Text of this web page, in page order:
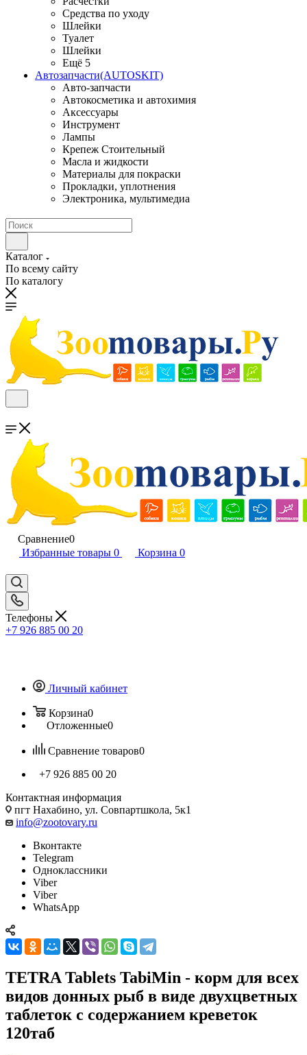
Средства по уходу
Шлейки
Туалет
Шлейки
Ещё 5
Автозапчасти(AUTOSKIT)
Авто-запчасти
Автокосметика и автохимия
Аксессуары
Инструмент
Лампы
Крепеж Стоительный
Масла и жидкости
Материалы для покраски
Прокладки, уплотнения
Электроника, мультимедиа
Каталог
По всему сайту
По каталогу
Сравнение0
Избранные товары 0 Корзина 0
Телефоны
+7 926 885 00 20
Личный кабинет
Корзина0
Отложенные0
Сравнение товаров0
+7 926 885 00 20
Контактная информация
пгт Нахабино, ул. Совпартшкола, 5к1
info@zootovary.ru
Вконтакте
Telegram
Одноклассники
Viber
Viber
WhatsApp
TETRA Tablets TabiMin - корм для всех
видов донных рыб в виде двухцветных
таблеток с содержанием креветок
120таб